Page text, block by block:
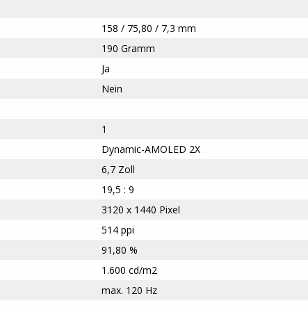
158 / 75,80 / 7,3 mm
190 Gramm
Ja
Nein
1
Dynamic-AMOLED 2X
6,7 Zoll
19,5 : 9
3120 x 1440 Pixel
514 ppi
91,80 %
1.600 cd/m2
max. 120 Hz